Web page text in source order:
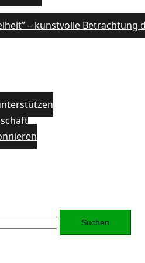
– kunstvolle Betrachtung